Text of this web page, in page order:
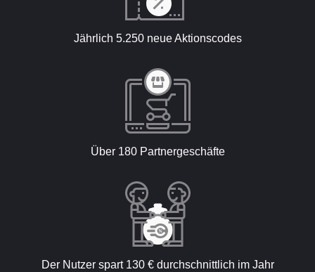
Jährlich 5.250 neue Aktionscodes
Über 180 Partnergeschäfte
Der Nutzer spart 130 € durchschnittlich im Jahr